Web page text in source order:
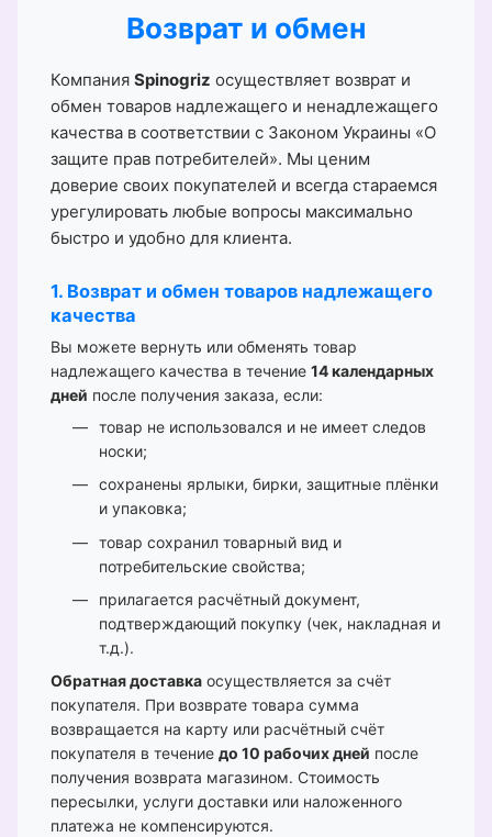
Возврат и обмен
Компания Spinogriz осуществляет возврат и
обмен товаров надлежащего и ненадлежащего
качества в соответствии с Законом Украины «О
защите прав потребителей». Мы ценим
доверие своих покупателей и всегда стараемся
урегулировать любые вопросы максимально
быстро и удобно для клиента.
1. Возврат и обмен товаров надлежащего
качества
Вы можете вернуть или обменять товар
надлежащего качества в течение 14 календарных
дней после получения заказа, если:
товар не использовался и не имеет следов
носки;
сохранены ярлыки, бирки, защитные плёнки
и упаковка;
товар сохранил товарный вид и
потребительские свойства;
прилагается расчётный документ,
подтверждающий покупку (чек, накладная и
т.д.).
Обратная доставка осуществляется за счёт
покупателя. При возврате товара сумма
возвращается на карту или расчётный счёт
покупателя в течение до 10 рабочих дней после
получения возврата магазином. Стоимость
пересылки, услуги доставки или наложенного
платежа не компенсируются.